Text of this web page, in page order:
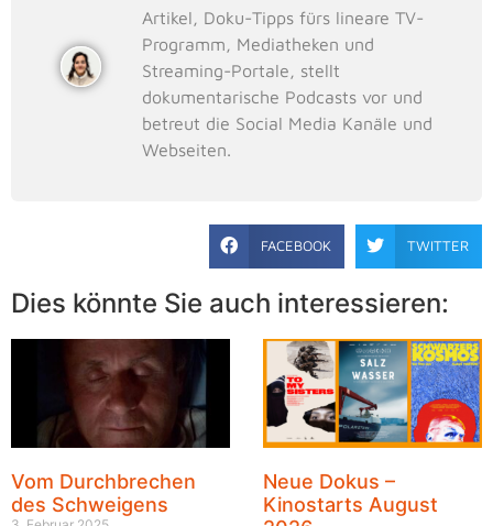
Artikel, Doku-Tipps fürs lineare TV-
Programm, Mediatheken und
Streaming-Portale, stellt
dokumentarische Podcasts vor und
betreut die Social Media Kanäle und
Webseiten.
FACEBOOK TWITTER
Dies könnte Sie auch interessieren:
Vom Durchbrechen
des Schweigens
Neue Dokus –
Kinostarts August